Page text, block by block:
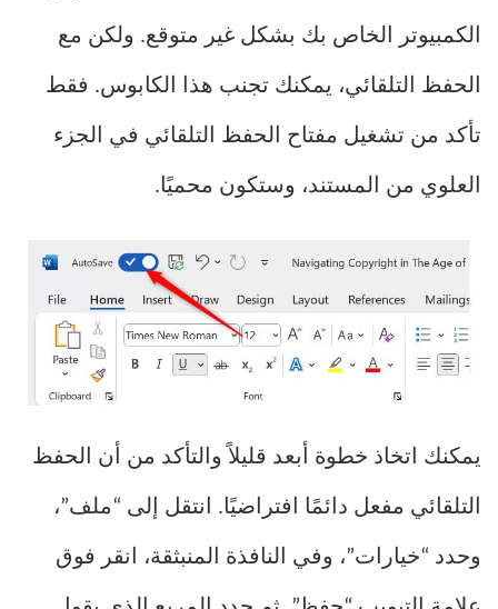
الكمبيوتر الخاص بك بشكل غير متوقع. ولكن مع
الحفظ التلقائي، يمكنك تجنب هذا الكابوس. فقط
تأكد من تشغيل مفتاح الحفظ التلقائي في الجزء
العلوي من المستند، وستكون محميًا.
يمكنك اتخاذ خطوة أبعد قليلاً والتأكد من أن الحفظ
التلقائي مفعل دائمًا افتراضيًا. انتقل إلى “ملف”،
وحدد “خيارات”، وفي النافذة المنبثقة، انقر فوق